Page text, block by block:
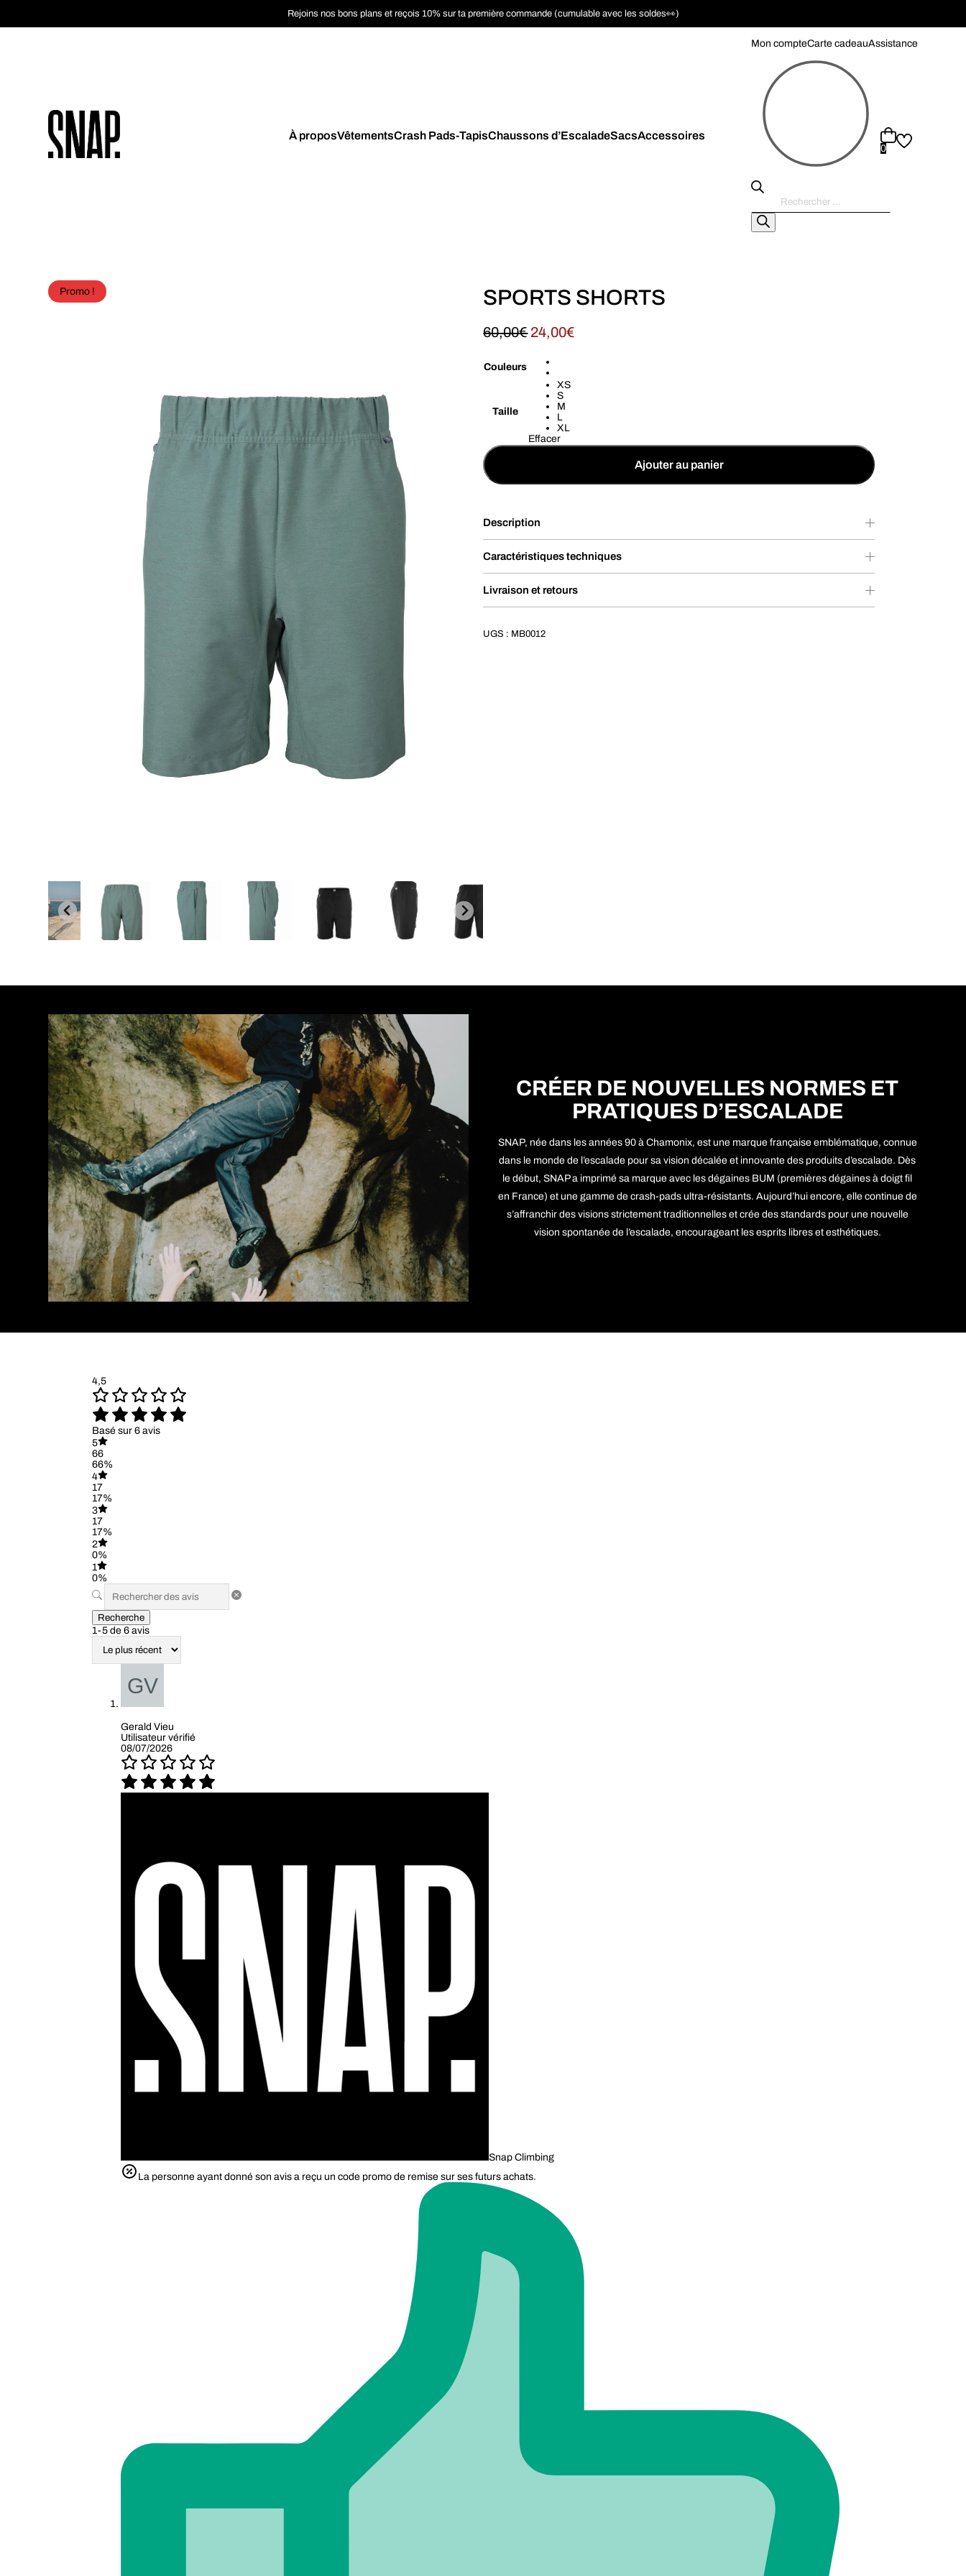
Rejoins nos bons plans et reçois 10% sur ta première commande (cumulable avec les soldes👀)
À proposVêtementsCrash Pads-TapisChaussons d’EscaladeSacsAccessoires
Mon compteCarte cadeauAssistance
Recherche
de
produits
0
Promo ! SPORTS SHORTS
60,00€ 24,00€
Couleurs
Taille
XS
S
M
L
XL
Effacer
Ajouter au panier
Description
Caractéristiques techniques
Livraison et retours
UGS : MB0012
CRÉER DE NOUVELLES NORMES ET
PRATIQUES D’ESCALADE
SNAP, née dans les années 90 à Chamonix, est une marque française emblématique, connue
dans le monde de l’escalade pour sa vision décalée et innovante des produits d’escalade. Dès
le début, SNAP a imprimé sa marque avec les dégaines BUM (premières dégaines à doigt fil
en France) et une gamme de crash-pads ultra-résistants. Aujourd’hui encore, elle continue de
s’affranchir des visions strictement traditionnelles et crée des standards pour une nouvelle
vision spontanée de l’escalade, encourageant les esprits libres et esthétiques.
4,5
Basé sur 6 avis
5
66
66%
4
17
17%
3
17
17%
2
0%
1
0%
Recherche
1-5 de 6 avis
Gerald Vieu
Utilisateur vérifié
08/07/2026
Snap Climbing
La personne ayant donné son avis a reçu un code promo de remise sur ses futurs achats.